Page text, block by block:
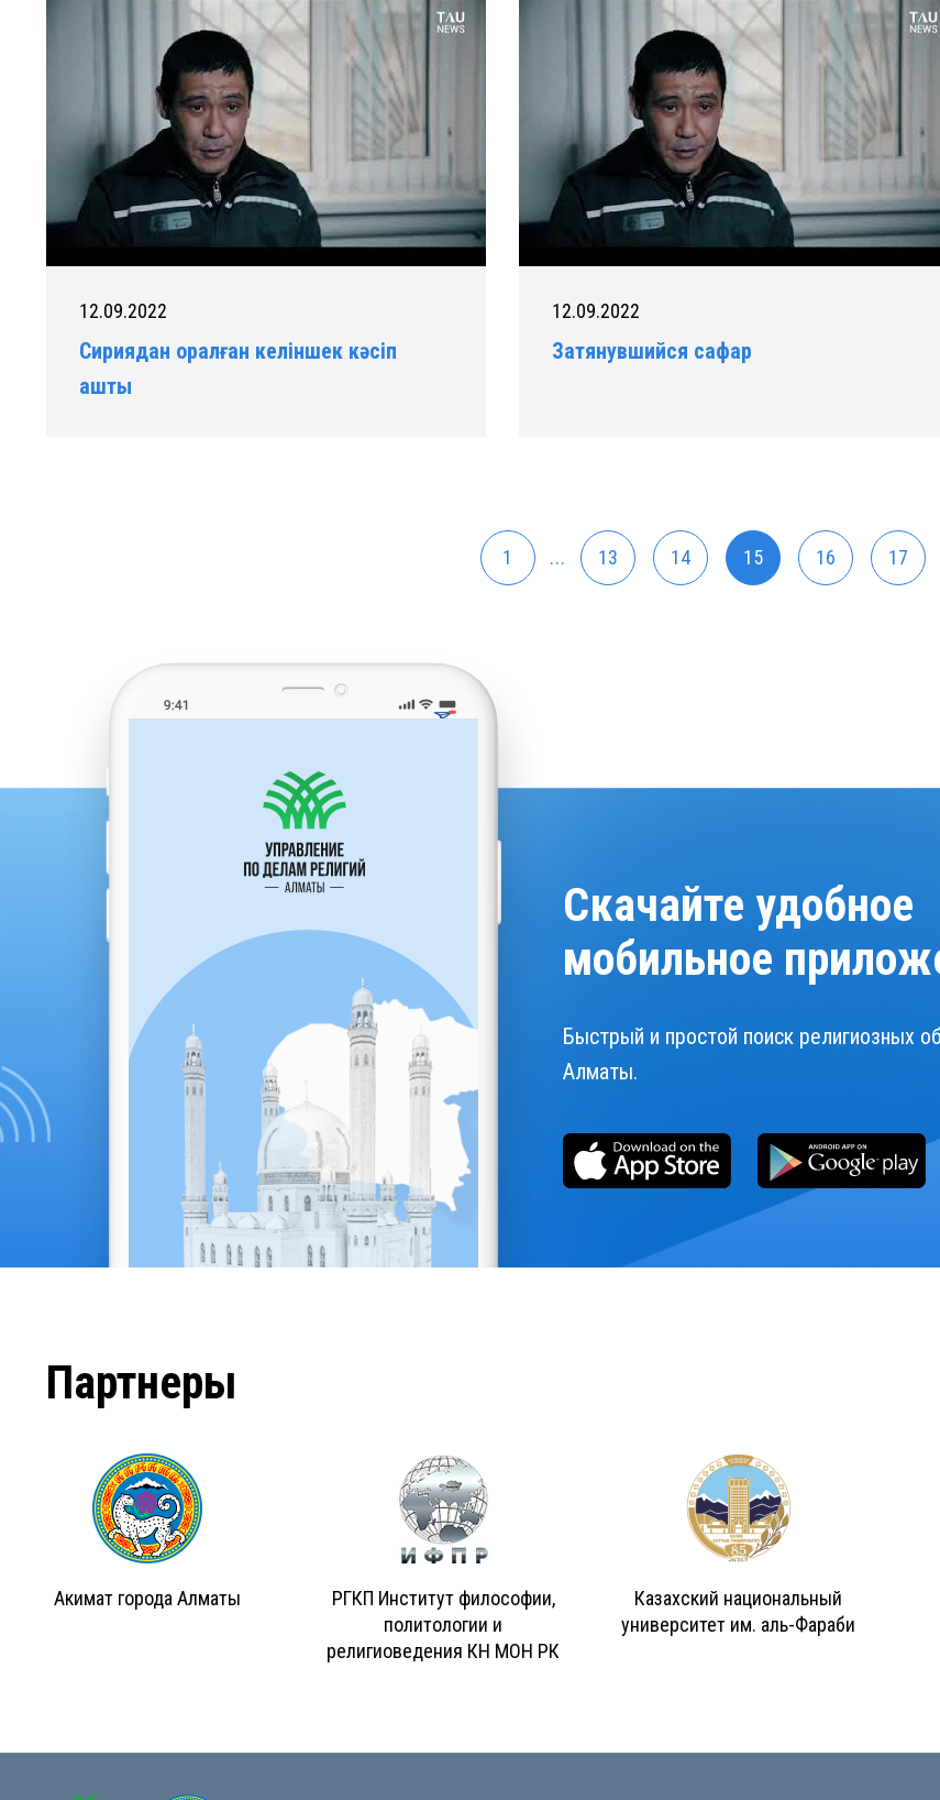
12.09.2022
Сириядан оралған келіншек кәсіп
ашты
12.09.2022
Затянувшийся сафар
1 ... 13 14 15 16 17
Скачайте удобное
мобильное
Быстрый и простой поиск религиозных
Алматы.
Партнеры
Акимат города Алматы
РГКП Институт философии,
политологии и
религиоведения КН МОН РК
Казахский национальный
университет им. аль-Фараби